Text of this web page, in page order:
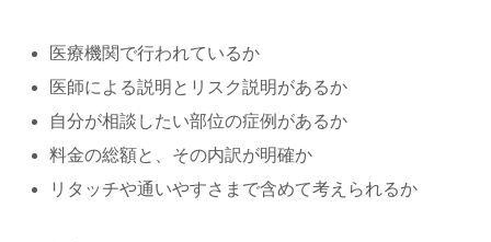
医療機関で行われているか
医師による説明とリスク説明があるか
自分が相談したい部位の症例があるか
料金の総額と、その内訳が明確か
リタッチや通いやすさまで含めて考えられるか